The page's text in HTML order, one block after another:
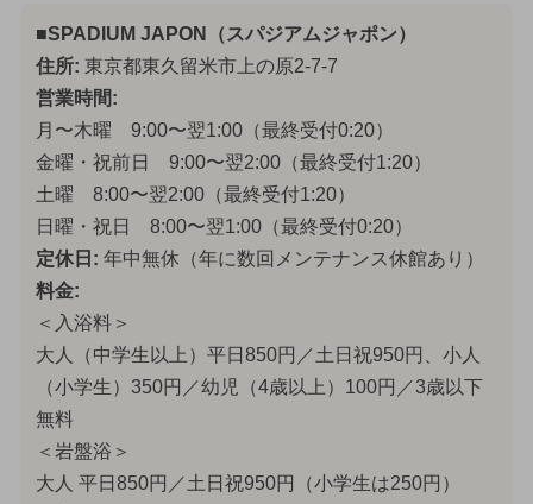
■SPADIUM JAPON（スパジアムジャポン）
住所: 東京都東久留米市上の原2-7-7
営業時間:
月〜木曜 9:00〜翌1:00（最終受付0:20）
金曜・祝前日 9:00〜翌2:00（最終受付1:20）
土曜 8:00〜翌2:00（最終受付1:20）
日曜・祝日 8:00〜翌1:00（最終受付0:20）
定休日: 年中無休（年に数回メンテナンス休館あり）
料金:
＜入浴料＞
大人（中学生以上）平日850円／土日祝950円、小人
（小学生）350円／幼児（4歳以上）100円／3歳以下
無料
＜岩盤浴＞
大人 平日850円／土日祝950円（小学生は250円）